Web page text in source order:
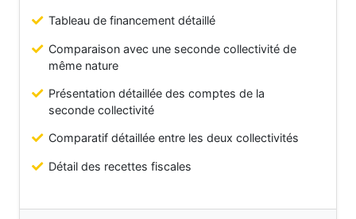
Tableau de financement détaillé
Comparaison avec une seconde collectivité de
même nature
Présentation détaillée des comptes de la
seconde collectivité
Comparatif détaillée entre les deux collectivités
Détail des recettes fiscales